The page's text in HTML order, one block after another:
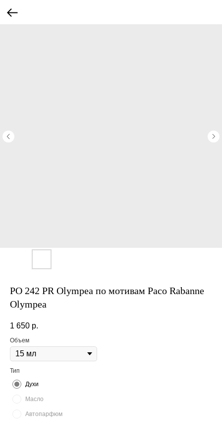
PO 242 PR Olympea по мотивам Paco Rabanne
Olympea
1 650 р.
Объем
Тип
Духи
Масло
Автопарфюм